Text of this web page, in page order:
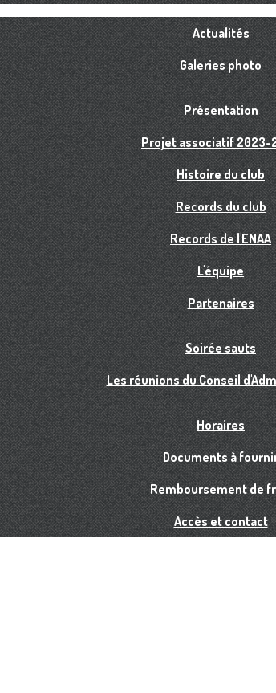
Actualités
Galeries photo
Présentation
Projet associatif 2023-
Histoire du club
Records du club
Records de l'ENAA
L'équipe
Partenaires
Soirée sauts
Les réunions du Conseil
Horaires
Documents à
Remboursement de
Accès et contact